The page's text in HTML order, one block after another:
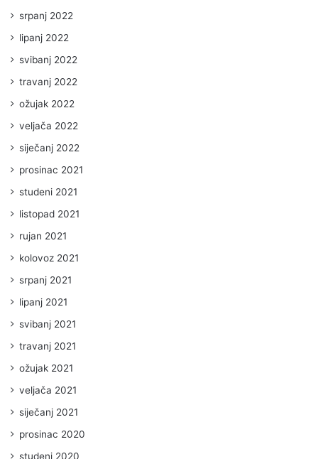
srpanj 2022
lipanj 2022
svibanj 2022
travanj 2022
ožujak 2022
veljača 2022
siječanj 2022
prosinac 2021
studeni 2021
listopad 2021
rujan 2021
kolovoz 2021
srpanj 2021
lipanj 2021
svibanj 2021
travanj 2021
ožujak 2021
veljača 2021
siječanj 2021
prosinac 2020
studeni 2020